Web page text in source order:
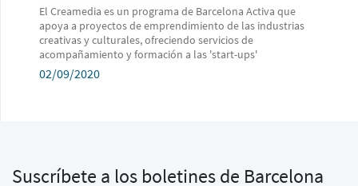
El Creamedia es un programa de Barcelona Activa que
apoya a proyectos de emprendimiento de las industrias
creativas y culturales, ofreciendo servicios de
acompañamiento y formación a las 'start-ups'
02/09/2020
Suscríbete a los boletines de Barcelona